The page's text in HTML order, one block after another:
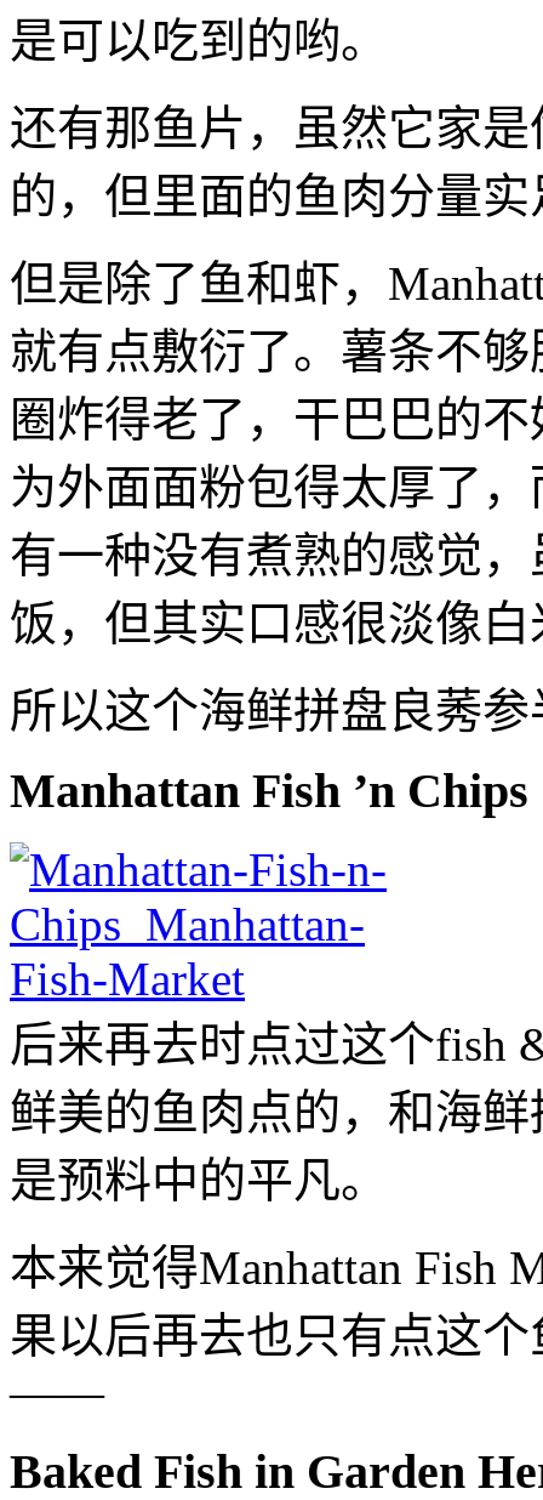
是可以吃到的哟。
还有那鱼片，虽然它家是
的，但里面的鱼肉分量
但是除了鱼和虾，
就有点敷衍了。薯条不
圈炸得老了，干巴巴的
为外面面粉包得太厚了
有一种没有煮熟的感觉
饭，但其实口感很淡像
所以这个海鲜拼盘良莠
Manhattan Fish ’n Chips
后来再去时点过这个fish
鲜美的鱼肉点的，和海
是预料中的平凡。
本来觉得Manhattan Fish
果以后再去也只有点这
——
Baked Fish in Garden